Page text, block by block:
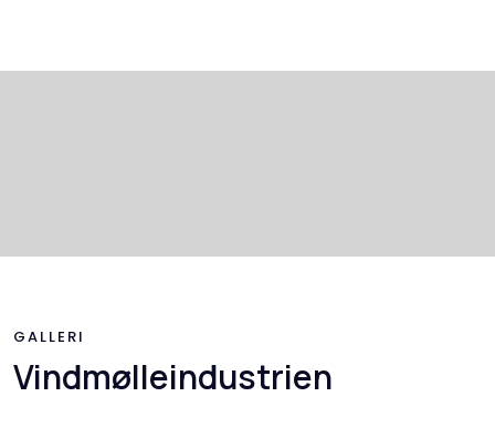
GALLERI
Vindmølleindustrien